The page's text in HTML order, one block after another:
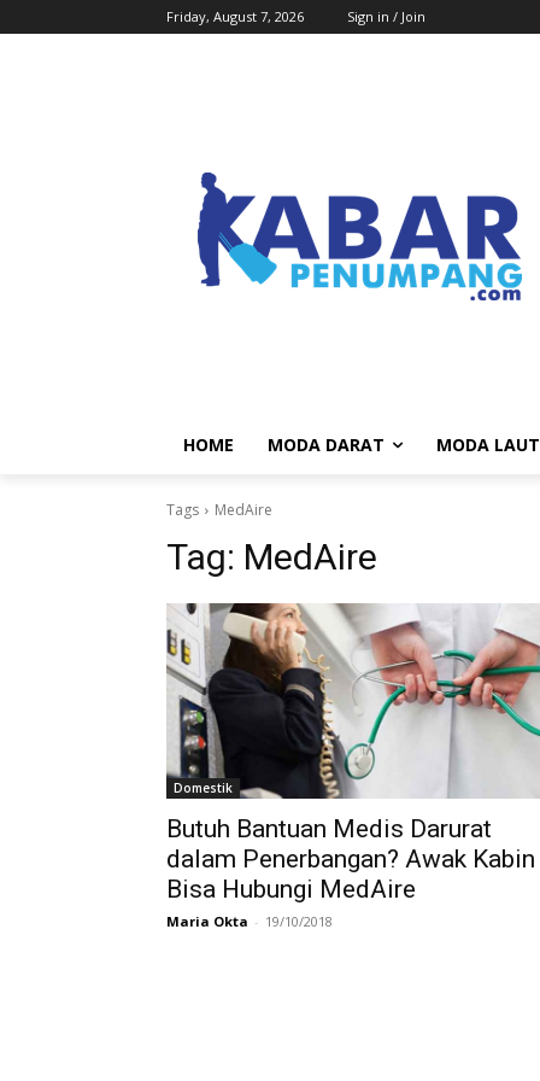
Friday, August 7, 2026 Sign in / Join
HOME MODA DARAT MODA LAUT
Tags MedAire
Tag: MedAire
Domestik
Butuh Bantuan Medis Darurat
dalam Penerbangan? Awak Kabin
Bisa Hubungi MedAire
Maria Okta - 19/10/2018